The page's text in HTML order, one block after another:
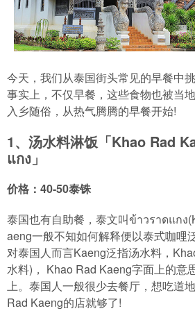
今天，我们从泰国街头常见的早餐中
事实上，不仅早餐，这些食物也被当
入乡随俗，从热气腾腾的早餐开始!
1、汤水料淋饭「Khao Rad
แกง」
价格：40-50泰铢
泰国也有自助餐，泰文叫ข้าวราดแกง
aeng一般不知如何解释便以泰式咖哩
对泰国人而言Kaeng泛指汤水料，
水料)， Khao Rad Kaeng字面上的意
上。泰国人一般很少去餐厅，想吃道
Rad Kaeng的店就够了!